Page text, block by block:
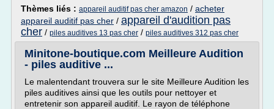
Thèmes liés : appareil auditif pas cher amazon / acheter
appareil auditif pas cher / appareil d'audition pas
cher / piles auditives 13 pas cher / piles auditives 312 pas cher
Minitone-boutique.com Meilleure Audition
- piles auditive ...
Le malentendant trouvera sur le site Meilleure Audition les
piles auditives ainsi que les outils pour nettoyer et
entretenir son appareil auditif. Le rayon de téléphone